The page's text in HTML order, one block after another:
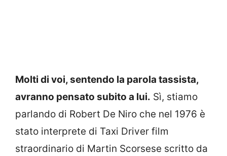
Molti di voi, sentendo la parola tassista,
avranno pensato subito a lui. Sì, stiamo
parlando di Robert De Niro che nel 1976 è
stato interprete di Taxi Driver film
straordinario di Martin Scorsese scritto da